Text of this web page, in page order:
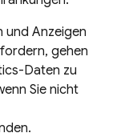
und Anzeigen
gehen
Daten zu
Sie nicht